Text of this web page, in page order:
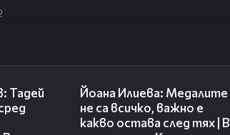
Тадей
Йоана Илиева: Медалите
не са всичко, важно е
какво остава след тях | В